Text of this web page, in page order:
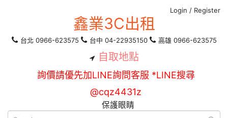
Login / Register
鑫業3C出租
台北 0966-623575 台中 04-22935150 高雄 0966-623575
自取地點
詢價請優先加LINE詢問客服 *LINE搜尋
@cqz4431z
保護眼睛